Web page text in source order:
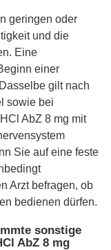
geringen oder
und die
Eine
einer
gilt nach
sowie bei
AbZ 8 mg mit
Sie auf eine feste
Arzt befragen, ob
bedienen dürfen.
sonstige
AbZ 8 mg